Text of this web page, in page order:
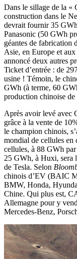
Dans le sillage de la «
construction dans le
devrait fournir 35
Panasonic (50 GWh
géantes de fabrication
Asie, en Europe et
annoncé deux autres
Ticket d’entrée : de
usine ! Témoin, le
GWh (à terme, 60
production chinoise
Après avoir levé avec
grâce à la vente de
le champion chinois,
mondial de cellules en
cellules, à 88 GWh
25 GWh, à Huxi, sera
de Tesla. Selon
chinois d’EV (BAIC
BMW, Honda,
Chine. Qui plus est,
Allemagne pour y
Mercedes-Benz,